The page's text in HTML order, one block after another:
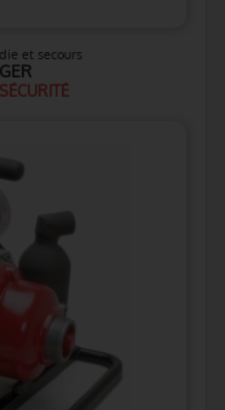
et secours